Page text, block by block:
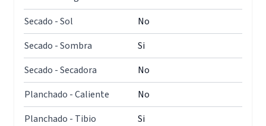
Secado - Sol
No
Secado - Sombra
Si
Secado - Secadora
No
Planchado - Caliente
No
Planchado - Tibio
Si